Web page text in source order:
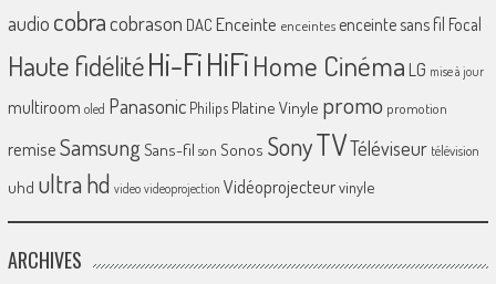
audio cobracobrason DAC Enceinte enceintes enceinte sans fil Focal
Haute fidélitéHi-FiHiFiHome Cinéma LG mise à jour
multiroom oled Panasonic Philips Platine Vinyle promo promotion
remiseSamsungSans-fil son Sonos SonyTVTéléviseur télévision
uhd ultra hd video videoprojection Vidéoprojecteurvinyle
ARCHIVES